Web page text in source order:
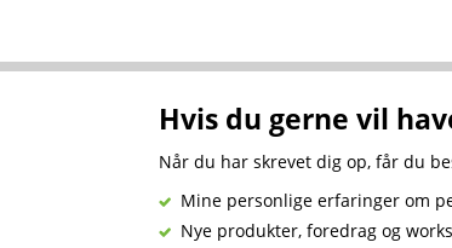
Hvis du gerne vil
Når du har skrevet dig op, får du
Mine personlige erfaringer om
Nye produkter, foredrag og